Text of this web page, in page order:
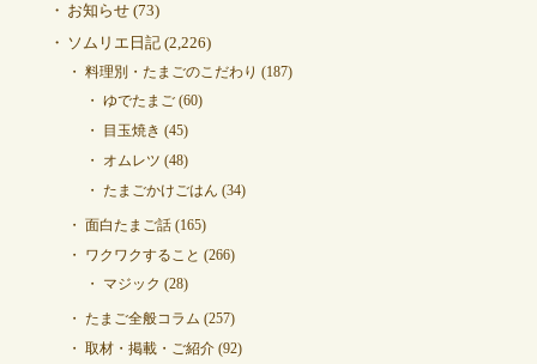
お知らせ(73)
ソムリエ日記(2,226)
料理別・たまごのこだわり (187)
ゆでたまご(60)
目玉焼き (45)
オムレツ (48)
たまごかけごはん (34)
面白たまご話(165)
ワクワクすること (266)
マジック (28)
たまご全般コラム (257)
取材・掲載・ご紹介(92)